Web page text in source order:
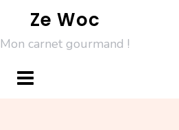
Ze Woc
Mon carnet gourmand !